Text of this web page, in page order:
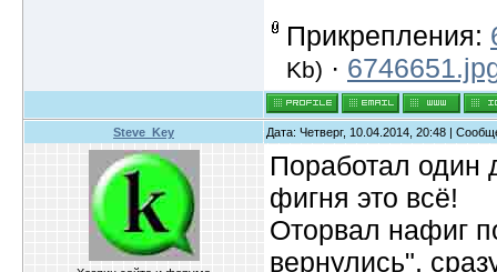
Прикрепления:
Kb) ·
Steve_Key Дата: Четверг, 10.04.2014, 20:48 |
Поработал один
фигня это всё!
Оторвал нафиг
вернулись",